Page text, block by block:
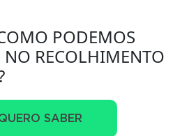
PODEMOS
NO RECOLHIMENTO
SABER